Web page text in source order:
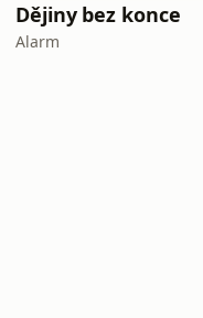
Dějiny bez konce
Alarm